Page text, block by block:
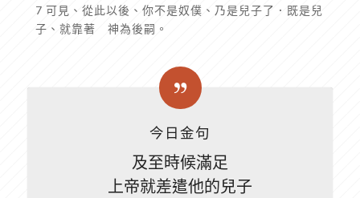
7 可見、從此以後、你不是奴僕、乃是兒子了．既是兒
子、就靠著 神為後嗣。
今日金句
及至時候滿足
上帝就差遣他的兒子